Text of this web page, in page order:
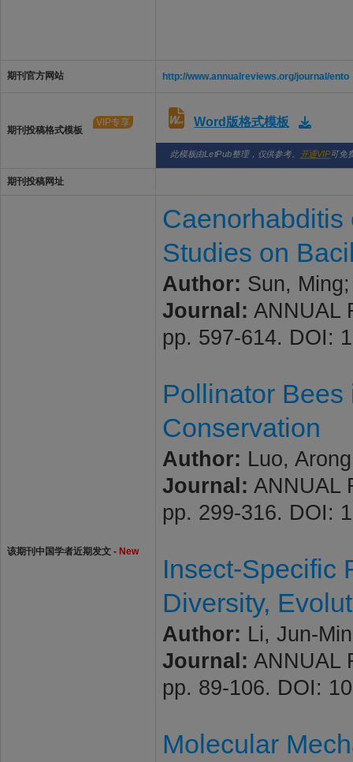
期刊官方网站 http://www.annualreviews.org/journal/ento
期刊投稿格式模板
VIP专享 Word版格式模板
此模板由LetPub整理，仅供参考。 开通VIP可免
期刊投稿网址
该期刊中国学者近期发文 - New
Caenorhabditis
Studies on
Author: Sun,
Journal: ANNUAL
pp. 597-614. DOI:
Pollinator Bees
Conservation
Author: Luo,
Journal: ANNUAL
pp. 299-316. DOI:
Insect-Specific
Diversity,
Author: Li, Jun-
Journal: ANNUAL
pp. 89-106. DOI:
Molecular